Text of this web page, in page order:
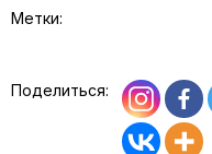
Метки:
Поделиться: